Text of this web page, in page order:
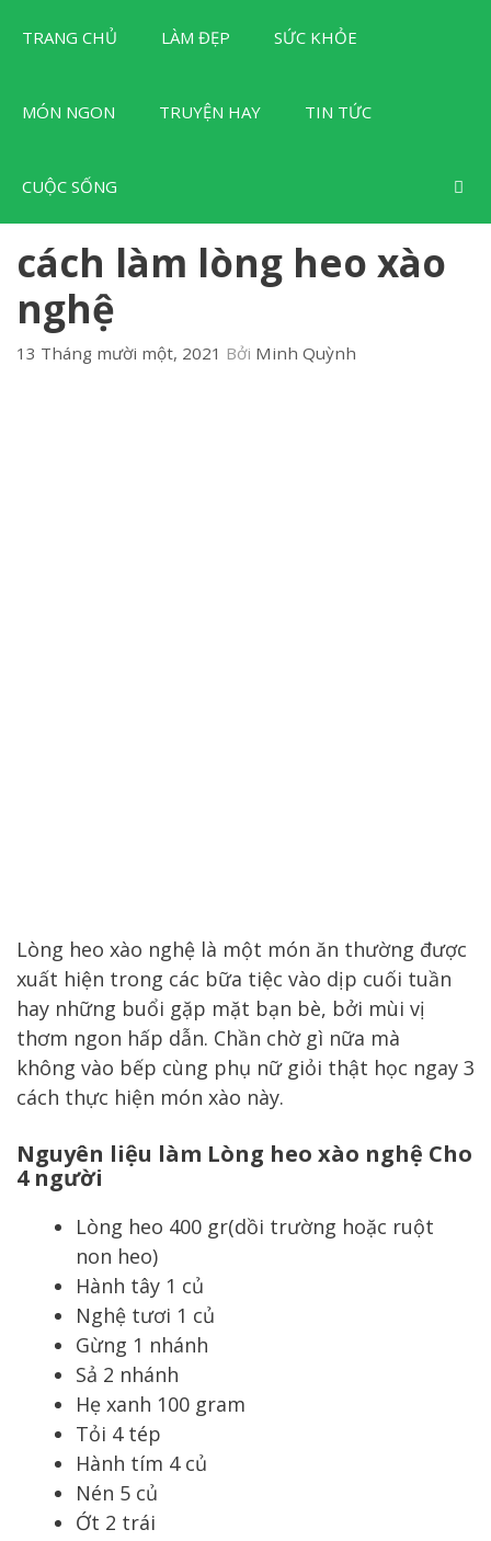
đến
dung
TRANG CHỦ LÀM ĐẸP SỨC KHỎE
MÓN NGON TRUYỆN HAY TIN TỨC
CUỘC SỐNG
cách làm lòng heo xào
nghệ
13 Tháng mười một, 2021 Bởi Minh Quỳnh
Lòng heo xào nghệ là một món ăn thường được
xuất hiện trong các bữa tiệc vào dịp cuối tuần
hay những buổi gặp mặt bạn bè, bởi mùi vị
thơm ngon hấp dẫn. Chần chờ gì nữa mà
không vào bếp cùng phụ nữ giỏi thật học ngay 3
cách thực hiện món xào này.
Nguyên liệu làm Lòng heo xào nghệ Cho
4 người
Lòng heo 400 gr(dồi trường hoặc ruột
non heo)
Hành tây 1 củ
Nghệ tươi 1 củ
Gừng 1 nhánh
Sả 2 nhánh
Hẹ xanh 100 gram
Tỏi 4 tép
Hành tím 4 củ
Nén 5 củ
Ớt 2 trái